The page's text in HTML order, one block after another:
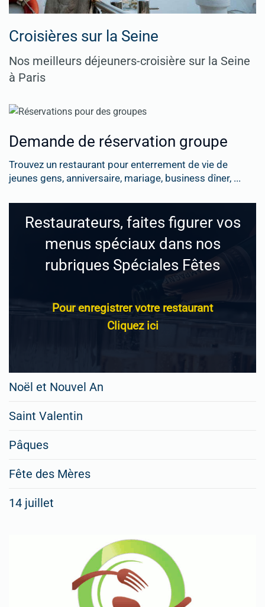
Croisières sur la Seine
Nos meilleurs déjeuners-croisière sur la Seine
à Paris
Demande de réservation groupe
Trouvez un restaurant pour enterrement de vie de
jeunes gens, anniversaire, mariage, business dîner, ...
Restaurateurs, faites figurer vos
menus spéciaux dans nos
rubriques Spéciales Fêtes
Pour enregistrer votre restaurant
Cliquez ici
Noël et Nouvel An
Saint Valentin
Pâques
Fête des Mères
14 juillet